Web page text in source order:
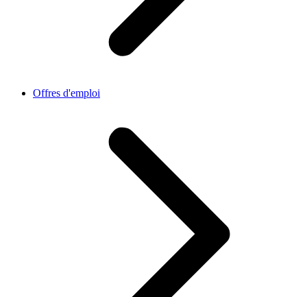
Offres d'emploi